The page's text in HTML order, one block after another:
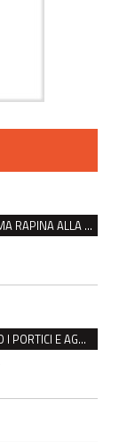
REGGIO, PRESI I QUATTRO MINORENNI DELLA PRIMA RAPINA ALLA FARMACIA DI COVIOLO
NOVELLARA, SFRECCIA SUL MONOPATTINO SOTTO I PORTICI E AGGREDISCE CHI LO RIMPROVERA